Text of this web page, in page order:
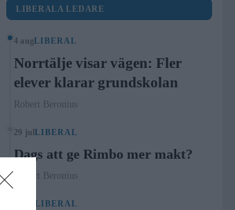
LIBERALA LEDARE
4 augLIBERAL
Norrtälje visar vägen: Fler
elever klarar grundskolan
Robert Beronius
29 julLIBERAL
Dags att ge Rimbo mer makt?
Robert Beronius
LIBERAL